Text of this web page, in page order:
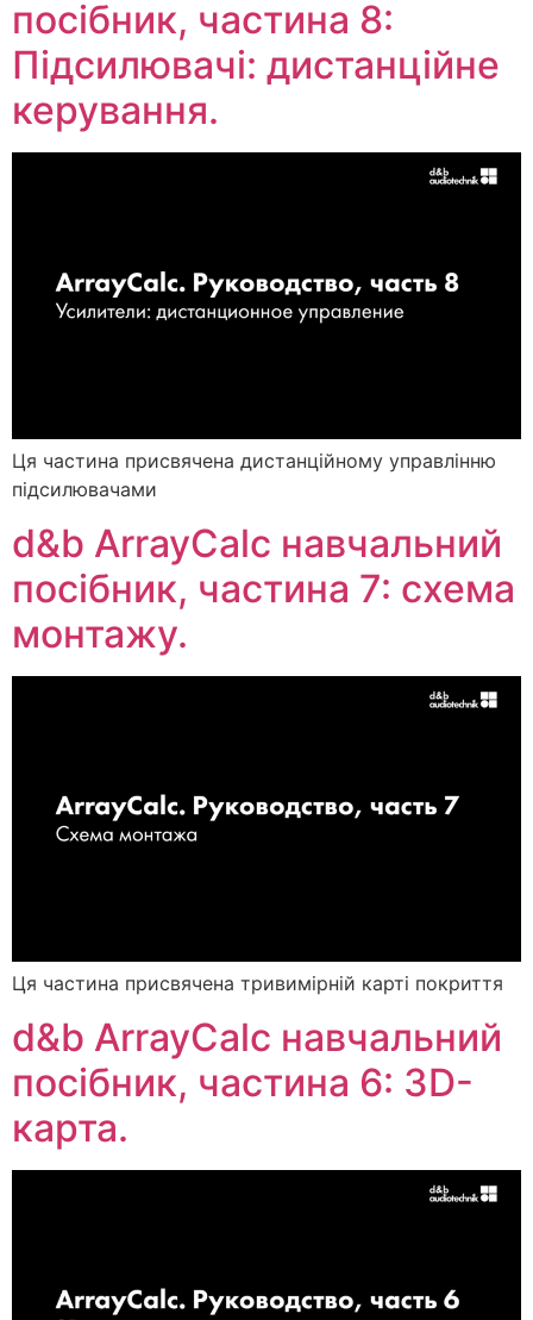
посібник, частина 8:
Підсилювачі: дистанційне
керування.
Ця частина присвячена дистанційному управлінню
підсилювачами
d&b ArrayCalc навчальний
посібник, частина 7: схема
монтажу.
Ця частина присвячена тривимірній карті покриття
d&b ArrayCalc навчальний
посібник, частина 6: 3D-
карта.